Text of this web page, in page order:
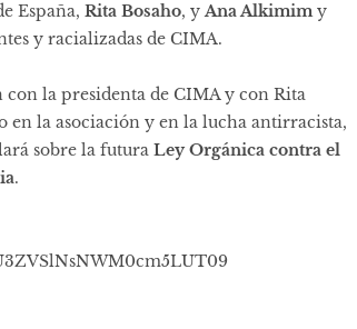
España, Rita Bosaho, yAna Alkimimy
y racializadas de CIMA.
con la presidenta de CIMA y con Rita
en la asociación y en la lucha antirracista,
sobre la futura Ley Orgánica contra el
.